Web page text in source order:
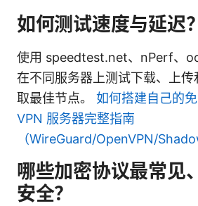
如何测试速度与延迟？
使用 speedtest.net、nPerf、
在不同服务器上测试下载、上
取最佳节点。 如何搭建自己的
VPN 服务器完整指南
（WireGuard/OpenVPN/
哪些加密协议最常见
安全？